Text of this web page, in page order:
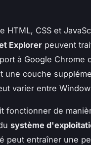
HTML, CSS et
Explorer peuvent
à Google Chrome
une couche
varier entre
fonctionner de
système
peut entraîner une